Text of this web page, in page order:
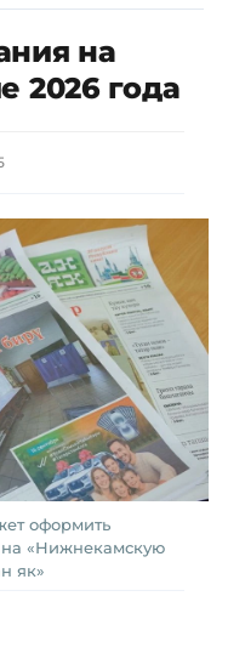
на
2026 года
оформить
на «Нижнекамскую
як»